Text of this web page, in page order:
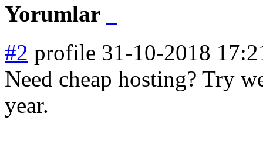
Yorumlar
#2 profile 31-10-2018
Need cheap hosting? Try
year.